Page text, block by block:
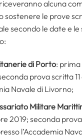
alcuna
sostenere le prove
secondo le date e le
di Porto: prima
prova scritta
Navale di Livorno;
Militare
2019; seconda
l’Accademia